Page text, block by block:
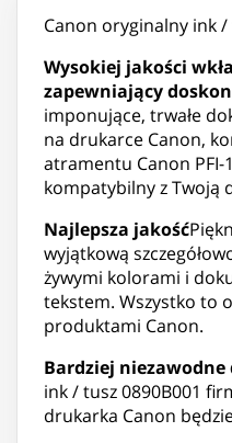
Canon oryginalny ink /
Wysokiej jakości
zapewniający
imponujące, trwałe
na drukarce Canon,
atramentu Canon PFI-
kompatybilny z Twoją
Najlepsza jakość
wyjątkową
żywymi kolorami i
tekstem. Wszystko to
produktami Canon.
Bardziej
ink / tusz 0890B001
drukarka Canon